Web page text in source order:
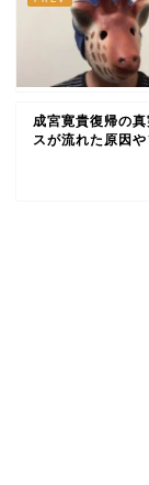
成宮寛貴復帰の
スが流れた原因や